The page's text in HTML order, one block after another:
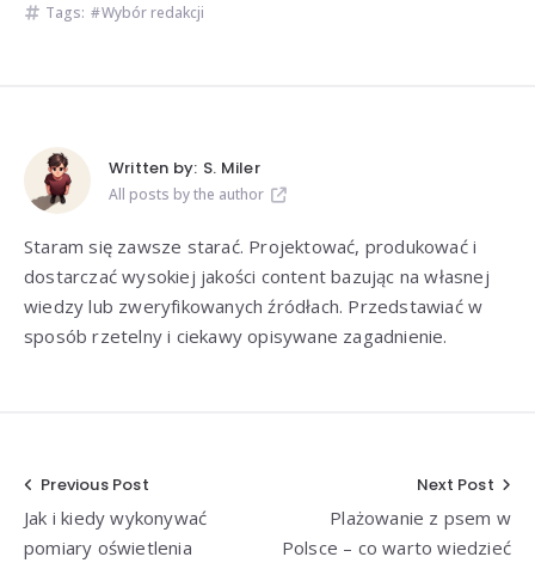
Tags: Wybór redakcji
Written by: S. Miler
All posts by the author
Staram się zawsze starać. Projektować, produkować i
dostarczać wysokiej jakości content bazując na własnej
wiedzy lub zweryfikowanych źródłach. Przedstawiać w
sposób rzetelny i ciekawy opisywane zagadnienie.
Nawigacja
wpisu
Previous Post
Jak i kiedy wykonywać
pomiary oświetlenia
Next Post
Plażowanie z psem w
Polsce – co warto wiedzieć